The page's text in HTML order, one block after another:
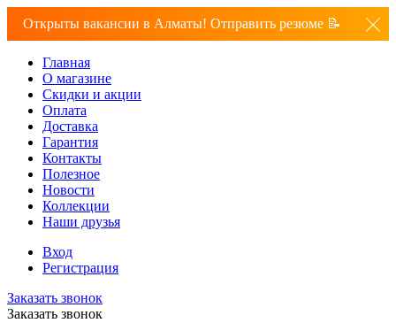
Открыты вакансии в Алматы! Отправить резюме 📝
Главная
О магазине
Скидки и акции
Оплата
Доставка
Гарантия
Контакты
Полезное
Новости
Коллекции
Наши друзья
Вход
Регистрация
Заказать звонок
Заказать звонок